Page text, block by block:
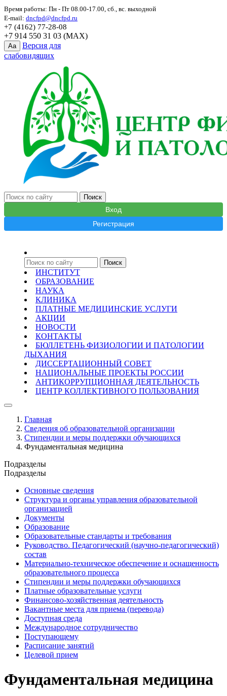
Время работы: Пн - Пт 08.00-17.00, сб., вс. выходной
E-mail: dncfpd@dncfpd.ru
+7 (4162) 77-28-08
+7 914 550 31 03 (MAX)
Aa
Версия для
слабовидящих
Вход
Регистрация
ИНСТИТУТ
ОБРАЗОВАНИЕ
НАУКА
КЛИНИКА
ПЛАТНЫЕ МЕДИЦИНСКИЕ УСЛУГИ
АКЦИИ
НОВОСТИ
КОНТАКТЫ
БЮЛЛЕТЕНЬ ФИЗИОЛОГИИ И ПАТОЛОГИИ
ДЫХАНИЯ
ДИССЕРТАЦИОННЫЙ СОВЕТ
НАЦИОНАЛЬНЫЕ ПРОЕКТЫ РОССИИ
АНТИКОРРУПЦИОННАЯ ДЕЯТЕЛЬНОСТЬ
ЦЕНТР КОЛЛЕКТИВНОГО ПОЛЬЗОВАНИЯ
Главная
Сведения об образовательной организации
Стипендии и меры поддержки обучающихся
Фундаментальная медицина
Подразделы
Подразделы
Основные сведения
Структура и органы управления образовательной
организацией
Документы
Образование
Образовательные стандарты и требования
Руководство. Педагогический (научно-педагогический)
состав
Материально-техническое обеспечение и оснащенность
образовательного процесса
Стипендии и меры поддержки обучающихся
Платные образовательные услуги
Финансово-хозяйственная деятельность
Вакантные места для приема (перевода)
Доступная среда
Международное сотрудничество
Поступающему
Расписание занятий
Целевой прием
Фундаментальная медицина